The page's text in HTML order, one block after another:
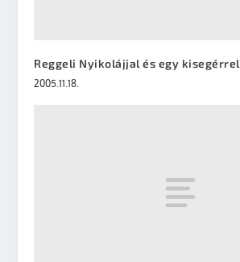
Reggeli Nyikolájjal és egy kisegérrel
2005.11.18.